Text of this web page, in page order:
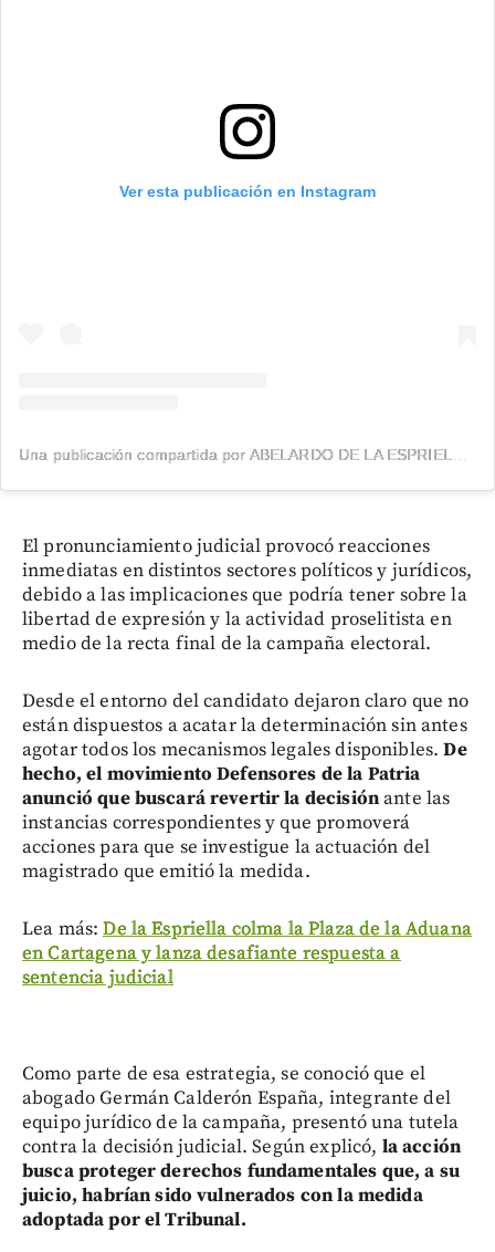
Ver esta publicación en Instagram
El pronunciamiento judicial provocó reacciones
inmediatas en distintos sectores políticos y jurídicos,
debido a las implicaciones que podría tener sobre la
libertad de expresión y la actividad proselitista en
medio de la recta final de la campaña electoral.
Desde el entorno del candidato dejaron claro que no
están dispuestos a acatar la determinación sin antes
agotar todos los mecanismos legales disponibles.De
hecho, el movimiento Defensores de la Patria
anunció que buscará revertir la decisiónante las
instancias correspondientes y que promoverá
acciones para que se investigue la actuación del
magistrado que emitió la medida.
Lea más:De la Espriella colma la Plaza de la Aduana
en Cartagena y lanza desafiante respuesta a
sentencia judicial
Como parte de esa estrategia, se conoció que el
abogado Germán Calderón España, integrante del
equipo jurídico de la campaña, presentó una tutela
contra la decisión judicial. Según explicó, la acción
busca proteger derechos fundamentales que, a su
juicio, habrían sido vulnerados con la medida
adoptada por el Tribunal.